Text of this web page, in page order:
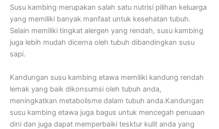
Susu kambing merupakan salah satu nutrisi pilihan keluarga
yang memiliki banyak manfaat untuk kesehatan tubuh.
Selain memiliki tingkat alergen yang rendah, susu kambing
juga lebih mudah dicerna oleh tubuh dibandingkan susu
sapi.
Kandungan susu kambing etawa memiliki kandung rendah
lemak yang baik dikonsumsi oleh tubuh anda,
meningkatkan metabolisme dalam tubuh anda.Kandungan
susu kambing etawa juga bagus untuk mencegah penuaan
dini dan juga dapat memperbaiki tesktur kulit anda yang